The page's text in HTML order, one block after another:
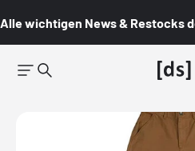
Alle wichtigen News & Restocks